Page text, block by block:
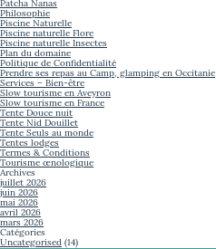
Patcha Nanas
Philosophie
Piscine Naturelle
Piscine naturelle Flore
Piscine naturelle Insectes
Plan du domaine
Politique de Confidentialité
Prendre ses repas au Camp, glamping en Occitanie
Services – Bien-être
Slow tourisme en Aveyron
Slow tourisme en France
Tente Douce nuit
Tente Nid Douillet
Tente Seuls au monde
Tentes lodges
Termes & Conditions
Tourisme œnologique
Archives
juillet 2026
juin 2026
mai 2026
avril 2026
mars 2026
Catégories
Uncategorised (14)